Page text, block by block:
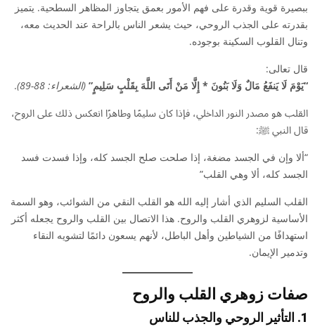
ببصيرة قوية وقدرة على فهم الأمور بعمق يتجاوز المظاهر السطحية. يتميز
بقدرته على الجذب الروحي، حيث يشعر الناس بالراحة عند الحديث معه،
وتنال القلوب السكينة بوجوده.
قال تعالى:
“يَوْمَ لَا يَنفَعُ مَالٌ وَلَا بَنُونَ * إِلَّا مَنْ أَتَى اللَّهَ بِقَلْبٍ سَلِيمٍ” (الشعراء: 88-89) .
القلب هو مصدر النور الداخلي، فإذا كان سليمًا وطاهرًا انعكس ذلك على الروح،
قال النبي ﷺ:
“ألا وإن في الجسد مضغة، إذا صلحت صلح الجسد كله، وإذا فسدت فسد
الجسد كله، ألا وهي القلب”
القلب السليم الذي أشار إليه الله هو القلب النقي من الشوائب، وهو السمة
الأساسية لزوهري القلب والروح. هذا الاتصال بين القلب والروح يجعله أكثر
استهدافًا من الشياطين وأهل الباطل، لأنهم يسعون دائمًا لتشويه النقاء
وتدمير الإيمان.
صفات زوهري القلب والروح
1. التأثير الروحي والجذب للناس